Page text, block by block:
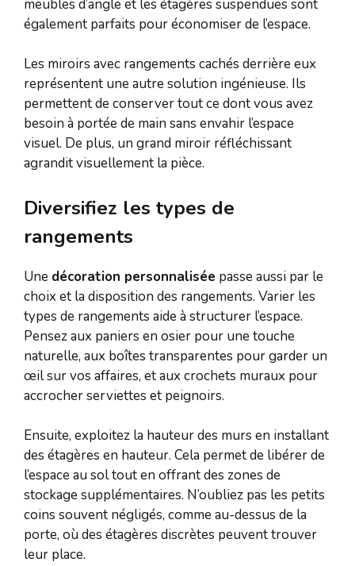
meubles d’angle et les étagères suspendues sont
également parfaits pour économiser de l’espace.
Les miroirs avec rangements cachés derrière eux
représentent une autre solution ingénieuse. Ils
permettent de conserver tout ce dont vous avez
besoin à portée de main sans envahir l’espace
visuel. De plus, un grand miroir réfléchissant
agrandit visuellement la pièce.
Diversifiez les types de
rangements
Une décoration personnalisée passe aussi par le
choix et la disposition des rangements. Varier les
types de rangements aide à structurer l’espace.
Pensez aux paniers en osier pour une touche
naturelle, aux boîtes transparentes pour garder un
œil sur vos affaires, et aux crochets muraux pour
accrocher serviettes et peignoirs.
Ensuite, exploitez la hauteur des murs en installant
des étagères en hauteur. Cela permet de libérer de
l’espace au sol tout en offrant des zones de
stockage supplémentaires. N’oubliez pas les petits
coins souvent négligés, comme au-dessus de la
porte, où des étagères discrètes peuvent trouver
leur place.